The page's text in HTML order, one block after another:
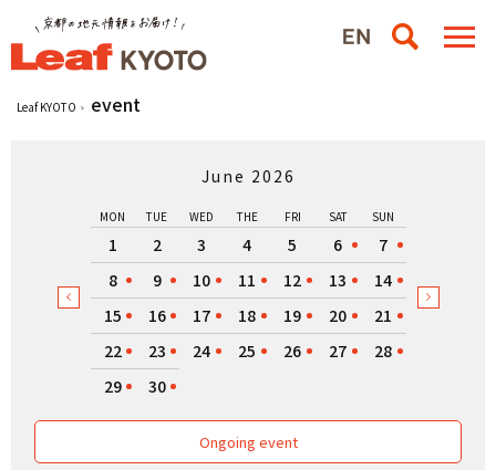
Leaf KYOTO event
June 2026
MON TUE WED THE FRI SAT SUN
1 2 3 4 5 6
7
8
9 10 11 12 13
14
15
16 17 18 19 20
21
22
23 24 25 26 27
28
29
30
Ongoing event